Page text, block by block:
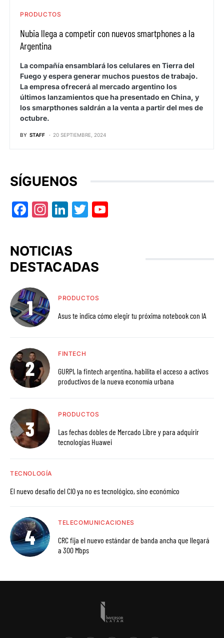
PRODUCTOS
Nubia llega a competir con nuevos smartphones a la
Argentina
La compañía ensamblará los celulares en Tierra del
Fuego y espera generar muchos puestos de trabajo.
La empresa ofrecerá al mercado argentino los
últimos lanzamientos que ha presentado en China, y
los smarpthones saldrán a la venta a partir del mes de
octubre.
BY STAFF 20 SEPTIEMBRE, 2024
SÍGUENOS
Facebook
Instagram
LinkedIn
Twitter
NOTICIAS
DESTACADAS
PRODUCTOS
Asus te indica cómo elegir tu próxima notebook con IA
FINTECH
GURPI, la fintech argentina, habilita el acceso a activos
productivos de la nueva economía urbana
PRODUCTOS
Las fechas dobles de Mercado Libre y para adquirir
tecnologías Huawei
TECNOLOGÍA
El nuevo desafío del CIO ya no es tecnológico, sino económico
TELECOMUNICACIONES
CRC fija el nuevo estándar de banda ancha que llegará
a 300 Mbps